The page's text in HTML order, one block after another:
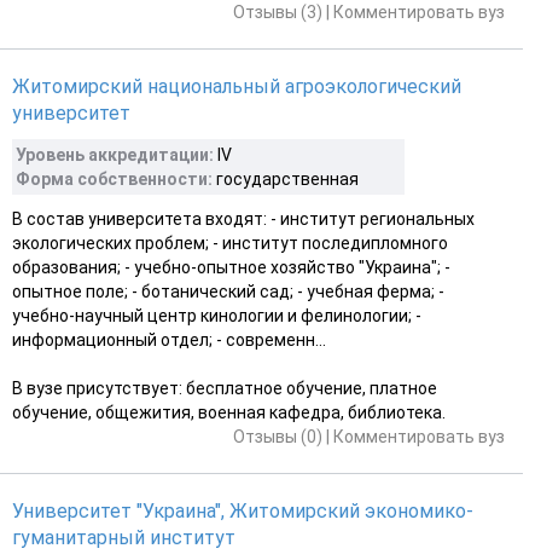
Отзывы (3)
Комментировать вуз
Житомирский национальный агроэкологический
университет
Уровень аккредитации: IV
Форма собственности: государственная
В состав университета входят: - институт региональных
экологических проблем; - институт последипломного
образования; - учебно-опытное хозяйство "Украина"; -
опытное поле; - ботанический сад; - учебная ферма; -
учебно-научный центр кинологии и фелинологии; -
информационный отдел; - современн...
В вузе присутствует: бесплатное обучение, платное
обучение, общежития, военная кафедра, библиотека.
Отзывы (0)
Комментировать вуз
Университет "Украина", Житомирский экономико-
гуманитарный институт